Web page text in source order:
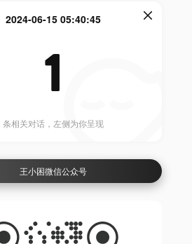
2024-06-15 05:40:45
1
条相关对话，左侧为你呈现
王小困微信公众号